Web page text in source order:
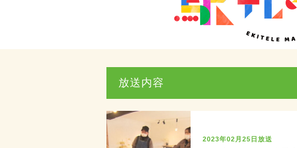
放送内容
2023年02月25日放送